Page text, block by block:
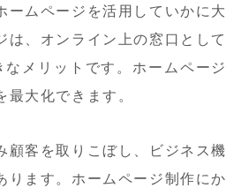
ムページを活用していかに大
、オンライン上の窓口として
メリットです。ホームページ
大化できます。
顧客を取りこぼし、ビジネス機
ります。ホームページ制作にか